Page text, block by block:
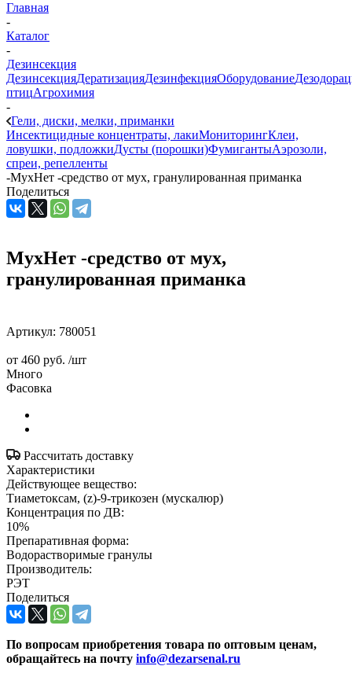
Главная
-
Каталог
-
Дезинсекция
ДезинсекцияДератизацияДезинфекцияОборудование
птицАгрохимия
-
Гели, диски, мелки, приманки
Инсектицидные концентраты, лакиМониторингКлеи,
ловушки, подложкиДусты (порошки)ФумигантыАэрозоли,
спреи, репелленты
-МухНет -средство от мух, гранулированная приманка
Поделиться
МухНет -средство от мух,
гранулированная приманка
Артикул: 780051
от 460 руб. /шт
Много
Фасовка
Рассчитать доставку
Характеристики
Действующее вещество:
Тиаметоксам, (z)-9-трикозен (мускалюр)
Концентрация по ДВ:
10%
Препаративная форма:
Водорастворимые гранулы
Производитель:
РЭТ
Поделиться
По вопросам приобретения товара по оптовым ценам,
обращайтесь на почту info@dezarsenal.ru